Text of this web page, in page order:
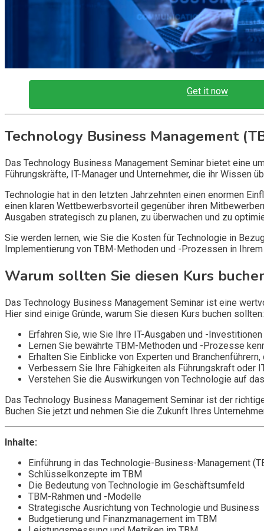
Get it now
Technology Business Management
Das Technology Business Management Seminar bietet eine
Führungskräfte, IT-Manager und Unternehmer, die ihr Wissen
Technologie hat in den letzten Jahrzehnten einen enormen
einen klaren Wettbewerbsvorteil gegenüber ihren
Ausgaben strategisch zu planen, zu überwachen und zu
Sie werden lernen, wie Sie die Kosten für Technologie in
Implementierung von TBM-Methoden und -Prozessen in
Warum sollten Sie diesen Kurs
Das Technology Business Management Seminar ist eine
Hier sind einige Gründe, warum Sie diesen Kurs buchen sollten:
Erfahren Sie, wie Sie Ihre IT-Ausgaben und -
Lernen Sie bewährte TBM-Methoden und -Prozesse
Erhalten Sie Einblicke von Experten und
Verbessern Sie Ihre Fähigkeiten als Führungskraft oder
Verstehen Sie die Auswirkungen von Technologie auf
Das Technology Business Management Seminar ist der
Buchen Sie jetzt und nehmen Sie die Zukunft Ihres
Inhalte:
Einführung in das Technologie-Business-Management
Schlüsselkonzepte im TBM
Die Bedeutung von Technologie im Geschäftsumfeld
TBM-Rahmen und -Modelle
Strategische Ausrichtung von Technologie und Business
Budgetierung und Finanzmanagement im TBM